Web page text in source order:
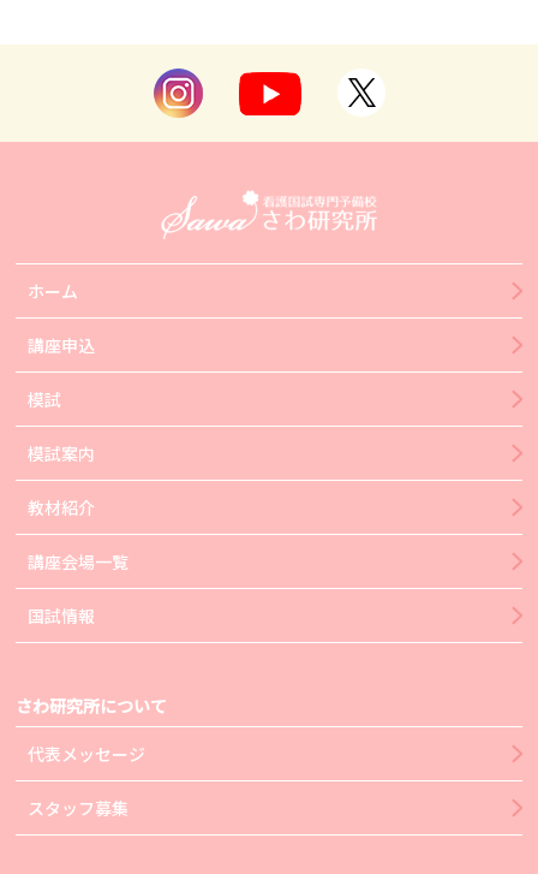
ホーム
講座申込
模試
模試案内
教材紹介
講座会場一覧
国試情報
さわ研究所について
代表メッセージ
スタッフ募集